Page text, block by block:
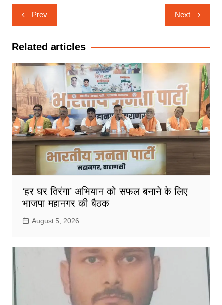
Post
navigation
Prev Next
Related articles
‘हर घर तिरंगा’ अभियान को सफल बनाने के लिए
भाजपा महानगर की बैठक
August 5, 2026